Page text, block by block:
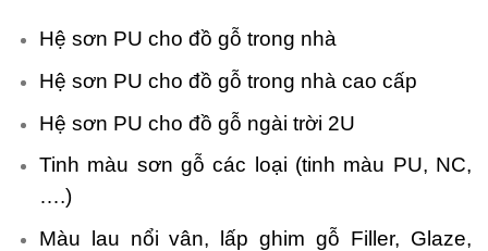
Hệ sơn PU cho đồ gỗ trong nhà
Hệ sơn PU cho đồ gỗ trong nhà cao cấp
Hệ sơn PU cho đồ gỗ ngài trời 2U
Tinh màu sơn gỗ các loại (tinh màu PU, NC,
….)
Màu lau nổi vân, lấp ghim gỗ Filler, Glaze,